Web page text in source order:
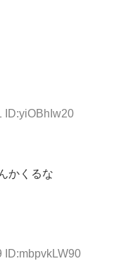
ID:yiOBhIw20
かくるな
ID:mbpvkLW90